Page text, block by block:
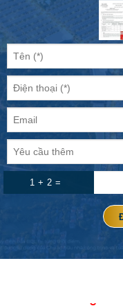
1 + 2 =